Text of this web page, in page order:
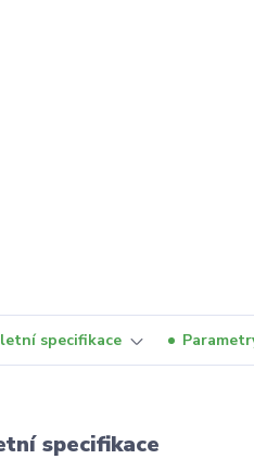
specifikace
specifikace